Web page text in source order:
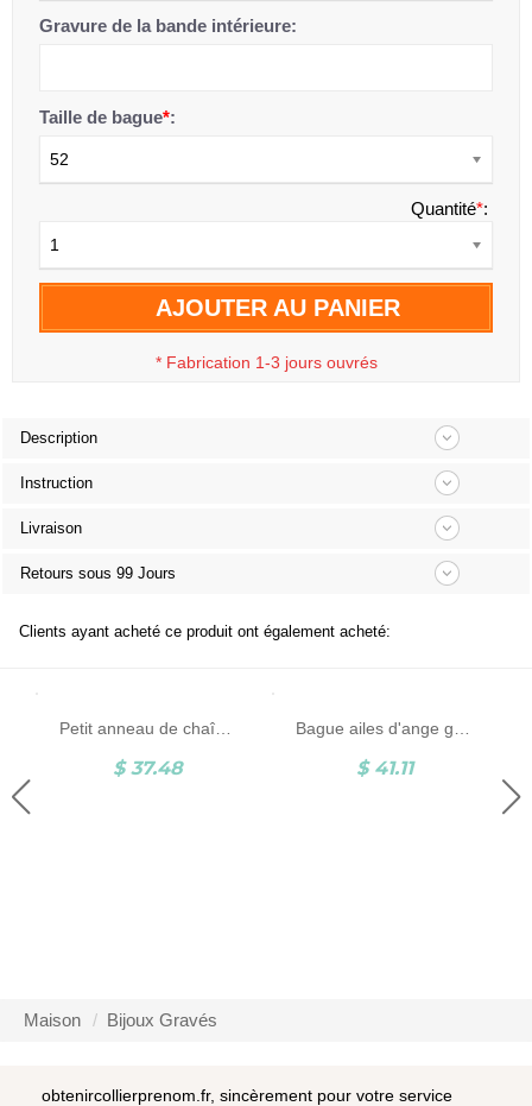
Gravure de la bande intérieure:
Taille de bague*:
52
Quantité*:
1
AJOUTER AU PANIER
* Fabrication 1-3 jours ouvrés
Description
Instruction
Livraison
Retours sous 99 Jours
Clients ayant acheté ce produit ont également acheté:
Petit anneau de chaîne de coeur, anneau de chaîne de coeur personnalisé, anneau de chaîne délicat, cadeau pour elle/ami/fille
$ 37.48 $ 41.11
Maison Bijoux Gravés
obtenircollierprenom.fr, sincèrement pour votre service